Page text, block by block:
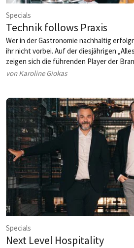
Specials
Technik follows Praxis
Wer in der Gastronomie nachhaltig
ihr nicht vorbei. Auf der diesjährigen
zeigen sich die führenden Player der
innovativsten Seite.
von Karoline Giokas
Specials
Next Level Hospitality